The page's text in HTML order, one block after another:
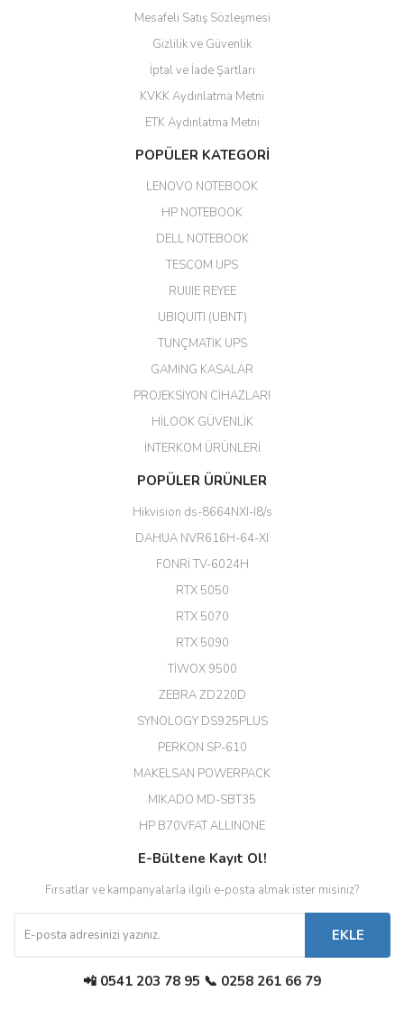
Yalçın Kaya | 20/06/2026
ahmet yiğit | 29/04/2026
Aldığım ürün kapalı kutu teslim
edildi. Teşekkür ederim.
GÜRKAN KETHÜDAOĞLU |
Her şey için teşekkür ederim çok
Erdal Cingöz | 07/02/2026
Başarılı. Bu vasıfta bir ürünü bu
kadar uygun fiyata bulabilmek
büyük şans. Güvenliticaret
(HIKVISION DS-3E0326P-E/M(B)
EROL ÇAKMAK | 26/12/2025
Diğer yorumları göster
Mesafeli Satış Sözleşmesi
Gizlilik ve Güvenlik
İptal ve İade Şartları
KVKK Aydınlatma Metni
ETK Aydınlatma Metni
POPÜLER KATEGORİ
LENOVO NOTEBOOK
HP NOTEBOOK
DELL NOTEBOOK
TESCOM UPS
RUIJIE REYEE
UBIQUITI (UBNT)
TUNÇMATİK UPS
GAMİNG KASALAR
PROJEKSİYON CİHAZLARI
HİLOOK GÜVENLİK
İNTERKOM ÜRÜNLERİ
POPÜLER ÜRÜNLER
Hikvision ds-8664NXI-I8/s
DAHUA NVR616H-64-XI
FONRİ TV-6024H
RTX 5050
RTX 5070
RTX 5090
TİWOX 9500
ZEBRA ZD220D
SYNOLOGY DS925PLUS
PERKON SP-610
MAKELSAN POWERPACK
MIKADO MD-SBT35
HP B70VFAT ALLINONE
E-Bültene Kayıt Ol!
Fırsatlar ve kampanyalarla ilgili e-posta almak ister misiniz?
EKLE
📲 0541 203 78 95 📞 0258 261 66 79